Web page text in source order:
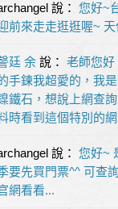
說： 您好~
前來走走逛逛喔~
廷 余說： 老師您好
手鍊我超愛的，我
鐵石，想說上網查
時看到這個特別的
說： 您好~
要先買門票^^ 可查
網看看...